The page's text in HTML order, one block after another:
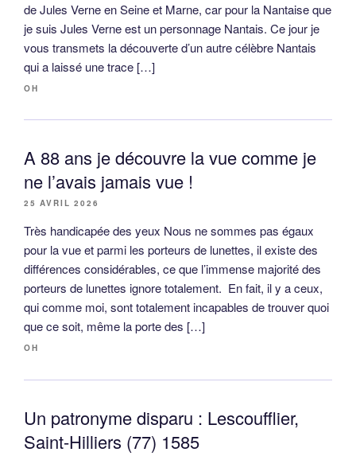
de Jules Verne en Seine et Marne, car pour la Nantaise que
je suis Jules Verne est un personnage Nantais. Ce jour je
vous transmets la découverte d’un autre célèbre Nantais
qui a laissé une trace […]
OH
A 88 ans je découvre la vue comme je
ne l’avais jamais vue !
25 AVRIL 2026
Très handicapée des yeux Nous ne sommes pas égaux
pour la vue et parmi les porteurs de lunettes, il existe des
différences considérables, ce que l’immense majorité des
porteurs de lunettes ignore totalement. En fait, il y a ceux,
qui comme moi, sont totalement incapables de trouver quoi
que ce soit, même la porte des […]
OH
Un patronyme disparu : Lescoufflier,
Saint-Hilliers (77) 1585